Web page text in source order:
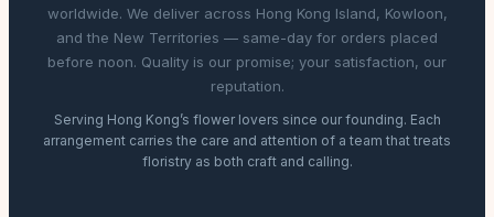
worldwide. We deliver across Hong Kong Island, Kowloon,
and the New Territories — same-day for orders placed
before noon. Quality is our promise; your satisfaction, our
reputation.
Serving Hong Kong’s flower lovers since our founding. Each
arrangement carries the care and attention of a team that treats
floristry as both craft and calling.